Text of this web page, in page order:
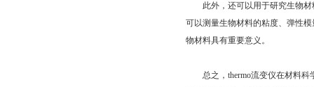
此外，还可以用于研究生物材
可以测量生物材料的粘度、弹性
物材料具有重要意义。
总之，thermo流变仪在材料科